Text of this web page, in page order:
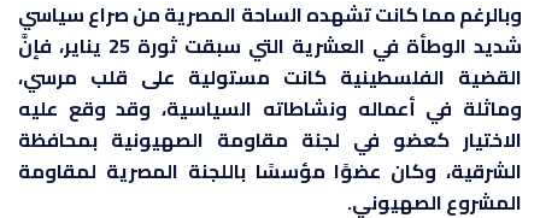
وبالرغم مما كانت تشهده الساحة المصرية من صراع سياسي
شديد الوطأة في العشرية التي سبقت ثورة 25 يناير، فإنَّ
القضية الفلسطينية كانت مستولية على قلب مرسي،
وماثلة في أعماله ونشاطاته السياسية، وقد وقع عليه
الاختيار كعضو في لجنة مقاومة الصهيونية بمحافظة
الشرقية، وكان عضوًا مؤسسًا باللجنة المصرية لمقاومة
المشروع الصهيوني.